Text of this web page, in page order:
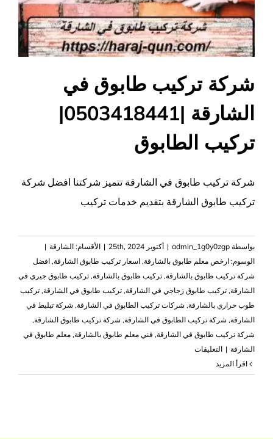
شركة تركيب طابوق في
الشارقة |0503418441|
تركيب الطابوق
شركة تركيب طابوق في الشارقة تتميز شركتنا افضل شركة
تركيب طابوق الشارقة بتقديم خدمات تركيب
بواسطة admin_1g0y0zgp
| أكتوبر 25th, 2024 | الأقسام: الشارقة |
الوسوم: ارخص معلم طابوق بالشارقة, اسعار تركيب طابوق الشارقة, افضل
شركة تركيب طابوق بالشارقة, تركيب طابوق بالشارقة, تركيب طابوق جيري في
الشارقة, تركيب طابوق زجاجي في الشارقة, تركيب طابوق في الشارقة, تركيب
طوب حراري بالشارقة, شركات تركيب الطابوق في الشارقة, شركة تبليط في
الشارقة, شركة تركيب الطابوق في الشارقة, شركة تركيب طابوق الشارقة,
شركة تركيب طابوق في الشارقة, فني معلم طابوق بالشارقة, معلم طابوق في
الشارقة | التعليقاتعلى
تركيب